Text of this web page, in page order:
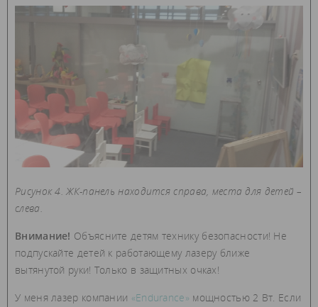
Рисунок 4. ЖК-панель находится справа, места для детей –
слева.
Внимание! Объясните детям технику безопасности! Не
подпускайте детей к работающему лазеру ближе
вытянутой руки! Только в защитных очках!
У меня лазер компании «Endurance» мощностью 2 Вт. Если